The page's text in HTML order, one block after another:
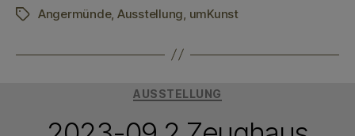
Schlagwörter
Angermünde, Ausstellung umKunst
Kategorien
AUSSTELLUNG